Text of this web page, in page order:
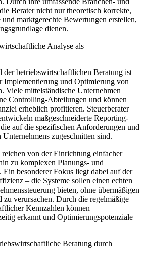
Berater nicht nur theoretisch korrekte,
marktgerechte Bewertungen erstellen,
dienen.
Analyse als
betriebswirtschaftlichen Beratung ist
Implementierung und Optimierung von
Viele mittelständische Unternehmen
Controlling-Abteilungen und können
erheblich profitieren. Steuerberater
maßgeschneiderte Reporting-
auf die spezifischen Anforderungen und
zugeschnitten sind.
von der Einrichtung einfacher
zu komplexen Planungs- und
Ein besonderer Fokus liegt dabei auf der
– die Systeme sollen einen echten
bieten, ohne übermäßigen
verursachen. Durch die regelmäßige
Kennzahlen können
erkannt und Optimierungspotenziale
Beratung durch